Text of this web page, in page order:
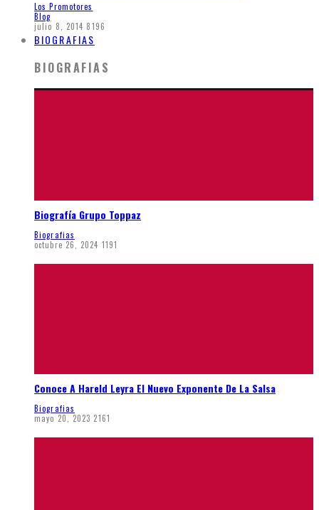
Los Promotores
Blog
julio 8, 2014 8196
BIOGRAFIAS
BIOGRAFIAS
Biografía Grupo Toppaz
Biografias
octubre 26, 2024 1191
Conoce A Hareld Leyra El Nuevo Exponente De La Salsa
Biografias
mayo 20, 2023 2161